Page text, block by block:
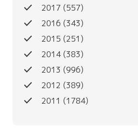
done 2017 (557)
done 2016 (343)
done 2015 (251)
done 2014 (383)
done 2013 (996)
done 2012 (389)
done 2011 (1784)